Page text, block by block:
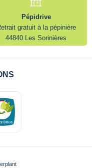
Pépidrive
gratuit à la pépinière
44840 Les Sorinières